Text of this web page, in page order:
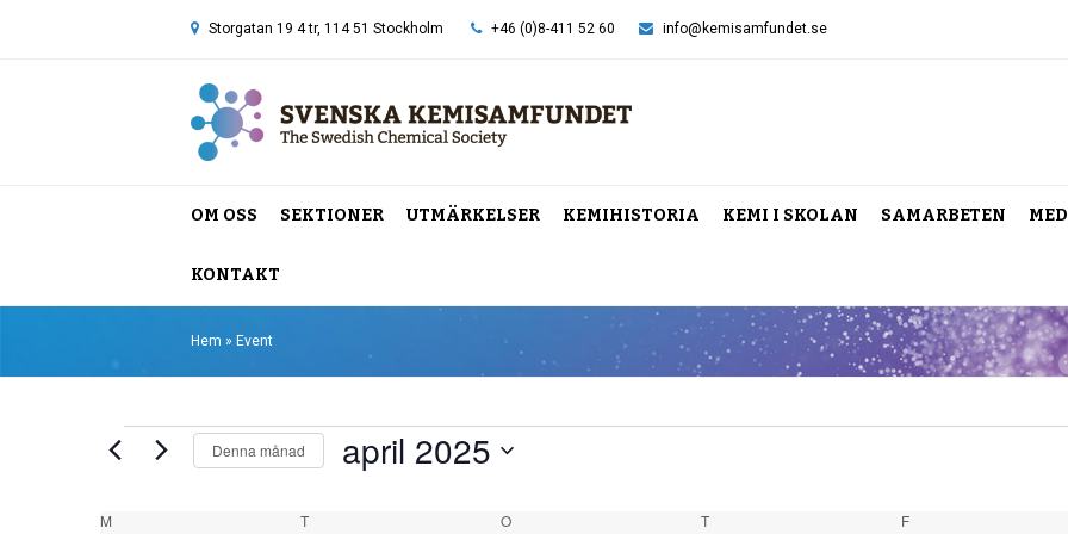
Storgatan 19 4 tr, 114 51 Stockholm +46 (0)8-411 52 60 info@kemisamfundet.se
OM OSS SEKTIONER UTMÄRKELSER KEMIHISTORIA KEMI I SKOLAN SAMARBETEN
KONTAKT
Hem » Event
Event Denna månad april 2025
Kalender
M T O T F